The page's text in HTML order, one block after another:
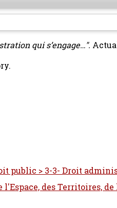
qui s’engage…".
public > 3-3- Droit
des Territoires,